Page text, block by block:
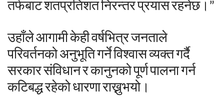
तर्फबाटशतप्रतिशतनिरन्तरप्रयासरहनेछ। ”
उहाँलेआगामीकेहीवर्षभित्रजनताले
परिवर्तनकोअनुभूतिगर्नेविश्वासव्यक्तगर्दै
सरकारसंविधानरकानुनकोपूर्णपालनागर्न
कटिबद्धरहेकोधारणाराख्नुभयो।